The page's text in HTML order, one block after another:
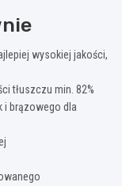
wysokiej jakości,
tłuszczu min. 82%
i brązowego dla